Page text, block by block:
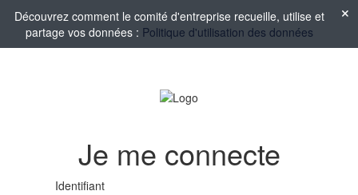
Découvrez comment le comité d'entreprise recueille, utilise et
partage vos données : Politique d'utilisation des données
Je me connecte
Identifiant